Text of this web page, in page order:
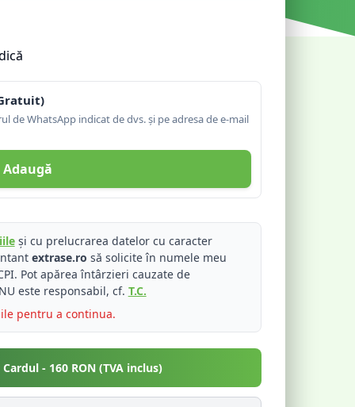
de WhatsApp indicat de dvs. și pe adresa de e-mail
Adaugă
și cu prelucrarea datelor cu caracter
extrase.ro să solicite în numele meu
Pot apărea întârzieri cauzate de
este responsabil, cf. T.C.
pentru a continua.
- 160 RON (TVA inclus)